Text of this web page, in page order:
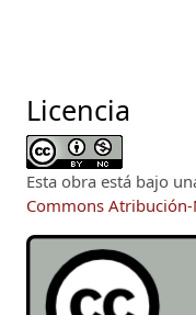
Licencia
Esta obra está bajo
Commons